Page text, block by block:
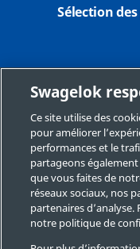
Sélection
Ne pas vendre
Swagelok
Ce site utilise des
pour améliorer
performances et le
partageons
que vous faites de
réseaux sociaux, nos
partenaires
notre politique de